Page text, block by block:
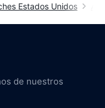
Estados Unidos
de nuestros